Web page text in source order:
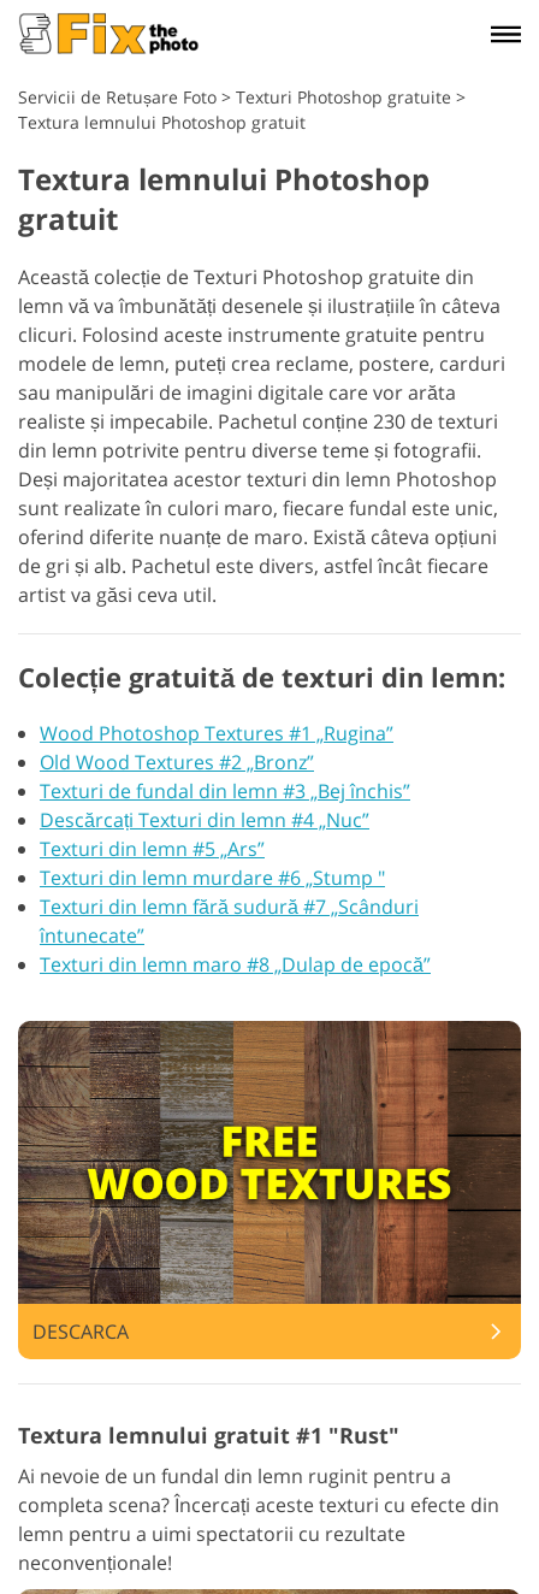
Servicii de Retușare Foto > Texturi Photoshop gratuite >
Textura lemnului Photoshop gratuit
Textura lemnului Photoshop
gratuit
Această colecție de Texturi Photoshop gratuite din
lemn vă va îmbunătăți desenele și ilustrațiile în câteva
clicuri. Folosind aceste instrumente gratuite pentru
modele de lemn, puteți crea reclame, postere, carduri
sau manipulări de imagini digitale care vor arăta
realiste și impecabile. Pachetul conține 230 de texturi
din lemn potrivite pentru diverse teme și fotografii.
Deși majoritatea acestor texturi din lemn Photoshop
sunt realizate în culori maro, fiecare fundal este unic,
oferind diferite nuanțe de maro. Există câteva opțiuni
de gri și alb. Pachetul este divers, astfel încât fiecare
artist va găsi ceva util.
Colecție gratuită de texturi din lemn:
Wood Photoshop Textures #1 „Rugina”
Old Wood Textures #2 „Bronz”
Texturi de fundal din lemn #3 „Bej închis”
Descărcați Texturi din lemn #4 „Nuc”
Texturi din lemn #5 „Ars”
Texturi din lemn murdare #6 „Stump "
Texturi din lemn fără sudură #7 „Scânduri
întunecate”
Texturi din lemn maro #8 „Dulap de epocă”
DESCARCA
Textura lemnului gratuit #1 "Rust"
Ai nevoie de un fundal din lemn ruginit pentru a
completa scena? Încercați aceste texturi cu efecte din
lemn pentru a uimi spectatorii cu rezultate
neconvenționale!